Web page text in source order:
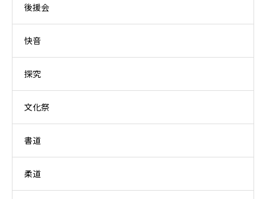
後援会
快音
探究
文化祭
書道
柔道